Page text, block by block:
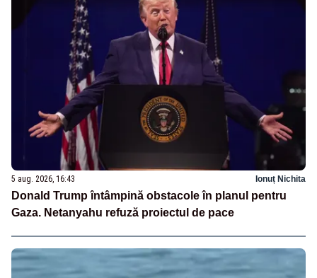
5 aug. 2026, 16:43 Ionuț Nichita
Donald Trump întâmpină obstacole în planul pentru
Gaza. Netanyahu refuză proiectul de pace